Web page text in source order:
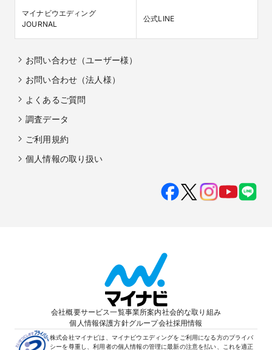
マイナビウエディング
JOURNAL
公式LINE
お問い合わせ（ユーザー様）
お問い合わせ（法人様）
よくあるご質問
調査データ
ご利用規約
個人情報の取り扱い
会社概要サービス一覧事業所案内社会的な取り組み
個人情報保護方針グループ会社採用情報
株式会社マイナビは、マイナビウエディングをご利用になる方のプライバ
シーを尊重し、利用者の個人情報の管理に最新の注意を払い、これを適正